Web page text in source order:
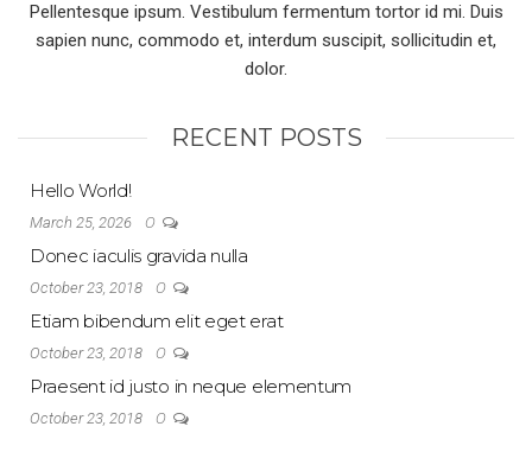
Pellentesque ipsum. Vestibulum fermentum tortor id mi. Duis
sapien nunc, commodo et, interdum suscipit, sollicitudin et,
dolor.
RECENT POSTS
Hello World!
March 25, 2026 0
Donec iaculis gravida nulla
October 23, 2018 0
Etiam bibendum elit eget erat
October 23, 2018 0
Praesent id justo in neque elementum
October 23, 2018 0